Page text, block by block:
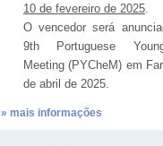
10 de fevereiro de 2025
O vencedor será
9th Portuguese
Meeting (PYCheM) em
de abril de 2025.
» mais informações